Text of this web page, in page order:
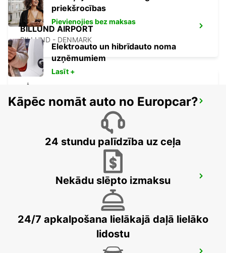
BILLUND AIRPORT
BILLUND - DENMARK
KOLDING
priekšrocības
Pievienojies bez maksas
Elektroauto un hibrīdauto noma
uzņēmumiem
Lasīt +
Kāpēc nomāt auto no Europcar?
24 stundu palīdzība uz ceļa
Nekādu slēpto izmaksu
24/7 apkalpošana lielākajā daļā lielāko
lidostu